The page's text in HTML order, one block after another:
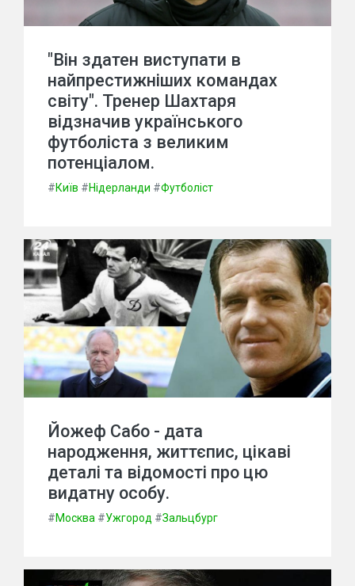
"Він здатен виступати в
найпрестижніших командах
світу". Тренер Шахтаря
відзначив українського
футболіста з великим
потенціалом.
#Київ #Нідерланди #Футболіст
Йожеф Сабо - дата
народження, життєпис, цікаві
деталі та відомості про цю
видатну особу.
#Москва #Ужгород #Зальцбург